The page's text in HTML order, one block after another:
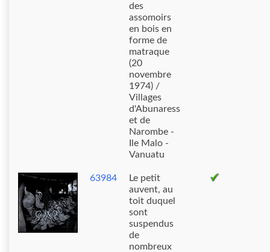
des
assomoirs
en bois en
forme de
matraque
(20
novembre
1974) /
Villages
d'Abunaress
et de
Narombe -
Ile Malo -
Vanuatu
63984
Le petit
auvent, au
toit duquel
sont
suspendus
de
nombreux